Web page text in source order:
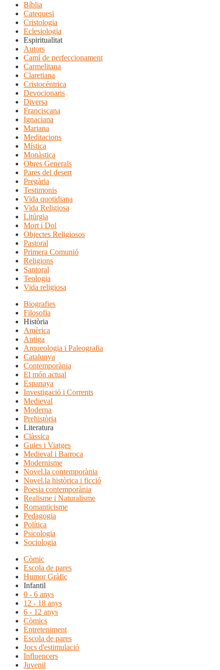
Bíblia
Catequesi
Cristologia
Eclesiologia
Espiritualitat
Autors
Camí de perfeccionament
Carmelitana
Claretiana
Cristocéntrica
Devocionaris
Diversa
Franciscana
Ignaciana
Mariana
Meditacions
Mística
Monàstica
Obres Generals
Pares del desert
Pregària
Testimonis
Vida quotidiana
Vida Religiosa
Litúrgia
Mort i Dol
Objectes Religiosos
Pastoral
Primera Comunió
Religions
Santoral
Teologia
Vida religiosa
Biografies
Filosofia
Història
Amèrica
Antiga
Arqueologia i Paleografia
Catalunya
Contemporània
El món actual
Espanaya
Investigació i Corrents
Medieval
Moderna
Prehistòria
Literatura
Clàssica
Guies i Viatges
Medieval i Barroca
Modernisme
Novel.la contemporània
Novel.la històrica i ficció
Poesia contemporània
Realisme i Naturalisme
Romanticisme
Pedagogia
Política
Psicologia
Sociologia
Còmic
Escola de pares
Humor Gràfic
Infantil
0 - 6 anys
12 - 18 anys
6 - 12 anys
Còmics
Entreteniment
Escola de pares
Jocs d'estimulació
Influencers
Juvenil